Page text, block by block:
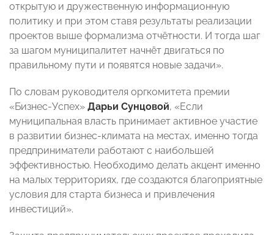
открытую и дружественную информационную
политику и при этом ставя результаты реализации
проектов выше формализма отчётности. И тогда шаг
за шагом муниципалитет начнёт двигаться по
правильному пути и появятся новые задачи».
По словам руководителя оргкомитета премии
«Бизнес-Успех» Дарьи Сунцовой, «Если
муниципальная власть принимает активное участие
в развитии бизнес-климата на местах, именно тогда
предприниматели работают с наибольшей
эффективностью. Необходимо делать акцент именно
на малых территориях, где создаются благоприятные
условия для старта бизнеса и привлечения
инвестиций».